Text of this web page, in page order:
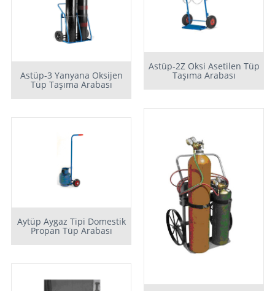
Astüp-2Z Oksi Asetilen Tüp
Taşıma Arabası
Astüp-3 Yanyana Oksijen
Tüp Taşıma Arabası
Aytüp Aygaz Tipi Domestik
Propan Tüp Arabası